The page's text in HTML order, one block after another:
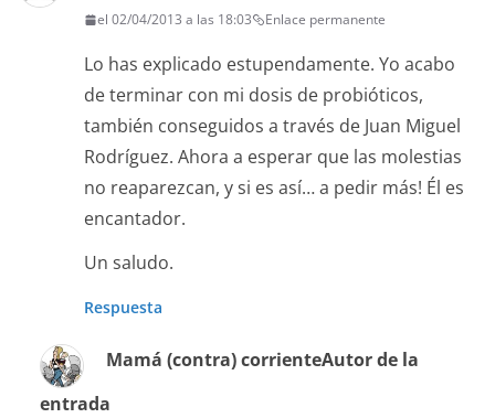
el 02/04/2013 a las 18:03 Enlace permanente
Lo has explicado estupendamente. Yo acabo
de terminar con mi dosis de probióticos,
también conseguidos a través de Juan Miguel
Rodríguez. Ahora a esperar que las molestias
no reaparezcan, y si es así… a pedir más! Él es
encantador.
Un saludo.
Respuesta
Mamá (contra) corrienteAutor de la
entrada